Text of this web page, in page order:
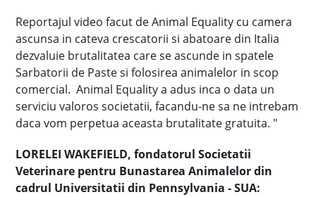
Reportajul video facut de Animal Equality cu camera
ascunsa in cateva crescatorii si abatoare din Italia
dezvaluie brutalitatea care se ascunde in spatele
Sarbatorii de Paste si folosirea animalelor in scop
comercial. Animal Equality a adus inca o data un
serviciu valoros societatii, facandu-ne sa ne intrebam
daca vom perpetua aceasta brutalitate gratuita. "
LORELEI WAKEFIELD, fondatorul Societatii
Veterinare pentru Bunastarea Animalelor din
cadrul Universitatii din Pennsylvania - SUA: